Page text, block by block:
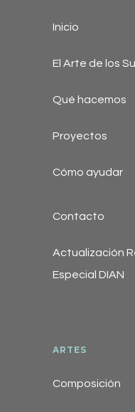
Inicio
El Arte de los
Qué hacemos
Proyectos
Cómo ayudar
Contacto
Actualización
Especial DIAN
ARTES
Composición